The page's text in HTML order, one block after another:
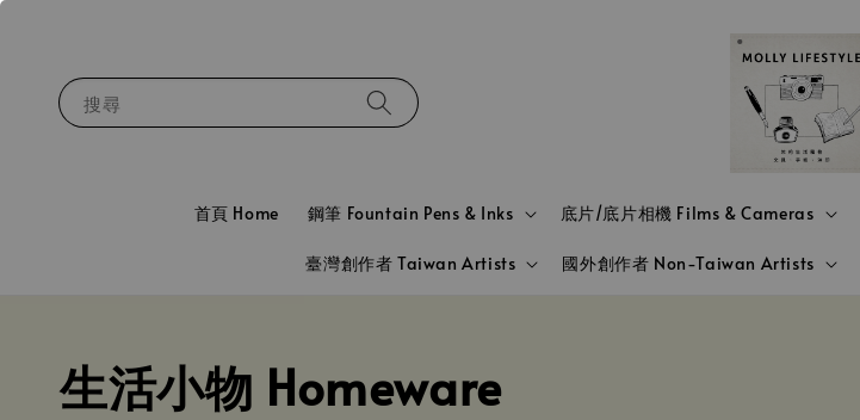
搜尋
首頁 Home 鋼筆 Fountain Pens & Inks 底片/底片相機 Films & Cameras
臺灣創作者 Taiwan Artists 國外創作者 Non-Taiwan Artists
生活小物 Homeware